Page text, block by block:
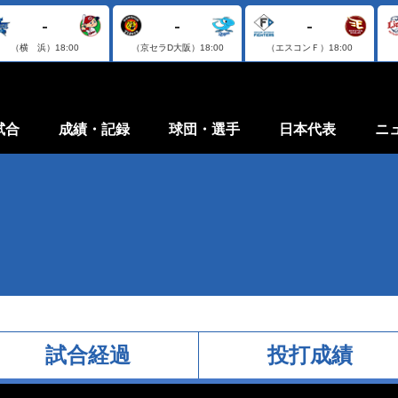
-
（横 浜） 18:00
-
（京セラD大阪） 18:00
-
（エスコンＦ） 18:00
合 成績・記録 球団・選手 日本代表 ニ
試合経過 投打成績